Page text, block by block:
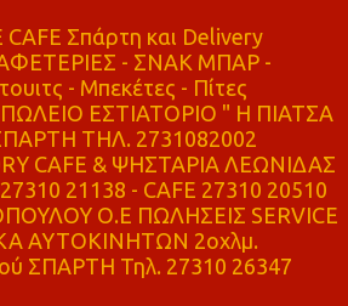
CAFE Σπάρτη και Delivery
- ΣΝΑΚ ΜΠΑΡ -
- Μπεκέτες - Πίτες
ΕΣΤΙΑΤΟΡΙΟ " Η ΠΙΑΤΣΑ
ΤΗΛ. 2731082002
CAFE & ΨΗΣΤΑΡΙΑ ΛΕΩΝΙΔΑΣ
21138 - CAFE 27310 20510
Ο.Ε ΠΩΛΗΣΕΙΣ SERVICE
ΑΥΤΟΚΙΝΗΤΩΝ 2οχλμ.
ΣΠΑΡΤΗ Τηλ. 27310 26347